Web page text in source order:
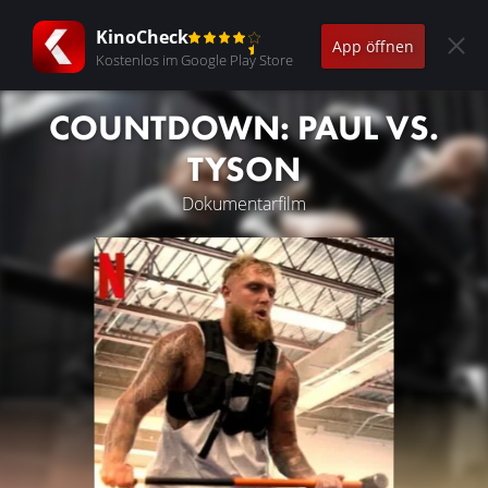
KinoCheck
Kostenlos im Google Play Store
App öffnen
COUNTDOWN: PAUL VS.
TYSON
Dokumentarfilm